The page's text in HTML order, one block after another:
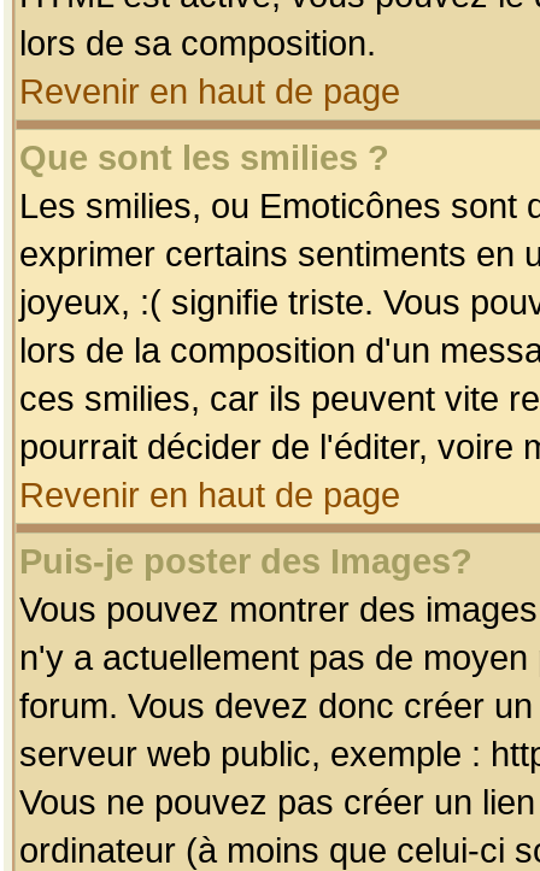
lors de sa composition.
Revenir en haut de page
Que sont les smilies ?
Les smilies, ou Emoticônes sont
exprimer certains sentiments en
joyeux, :( signifie triste. Vous
lors de la composition d'un
ces smilies, car ils peuvent vite
pourrait décider de l'éditer, voire
Revenir en haut de page
Puis-je poster des Images?
Vous pouvez montrer des
n'y a actuellement pas de
forum. Vous devez donc créer
serveur web public, exemple :
Vous ne pouvez pas créer un
ordinateur (à moins que celui-ci